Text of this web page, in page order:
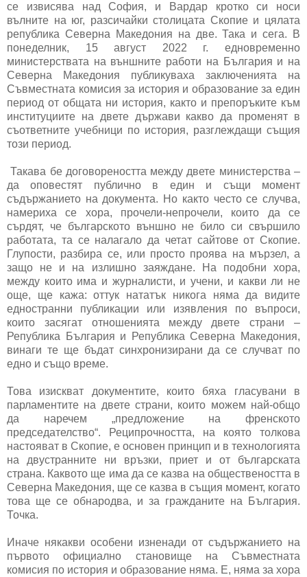
се извисява над София, и Вардар кротко си носи
вълните на юг, разсичайки столицата Скопие и цялата
република Северна Македония на две. Така и сега. В
понеделник, 15 август 2022 г. едновременно
министерствата на външните работи на България и на
Северна Македония публикуваха заключенията на
Съвместната комисия за история и образование за един
период от общата ни история, както и препоръките към
институциите на двете държави какво да променят в
съответните учебници по история, разглеждащи същия
този период.
Такава бе договореността между двете министерства –
да оповестят публично в един и същи момент
съдържанието на документа. Но както често се случва,
намериха се хора, прочели-непрочели, които да се
сърдят, че българското външно не било си свършило
работата, та се налагало да четат сайтове от Скопие.
Глупости, разбира се, или просто проява на мързел, а
защо не и на излишно заяждане. На подобни хора,
между които има и журналисти, и учени, и какви ли не
още, ще кажа: оттук нататък никога няма да видите
едностранни публикации или изявления по въпроси,
които засягат отношенията между двете страни –
Република България и Република Северна Македония,
винаги те ще бъдат синхронизирани да се случват по
едно и също време.
Това изискват документите, които бяха гласувани в
парламентите на двете страни, които можем най-общо
да наречем „предложение на френското
председателство“. Реципрочността, на която толкова
настояват в Скопие, е основен принцип и в технологията
на двустранните ни връзки, приет и от българската
страна. Каквото ще има да се казва на обществеността в
Северна Македония, ще се казва в същия момент, когато
това ще се обнародва, и за гражданите на България.
Точка.
Иначе някакви особени изненади от съдържанието на
първото официално становище на Съвместната
комисия по история и образование няма. Е, няма за хора